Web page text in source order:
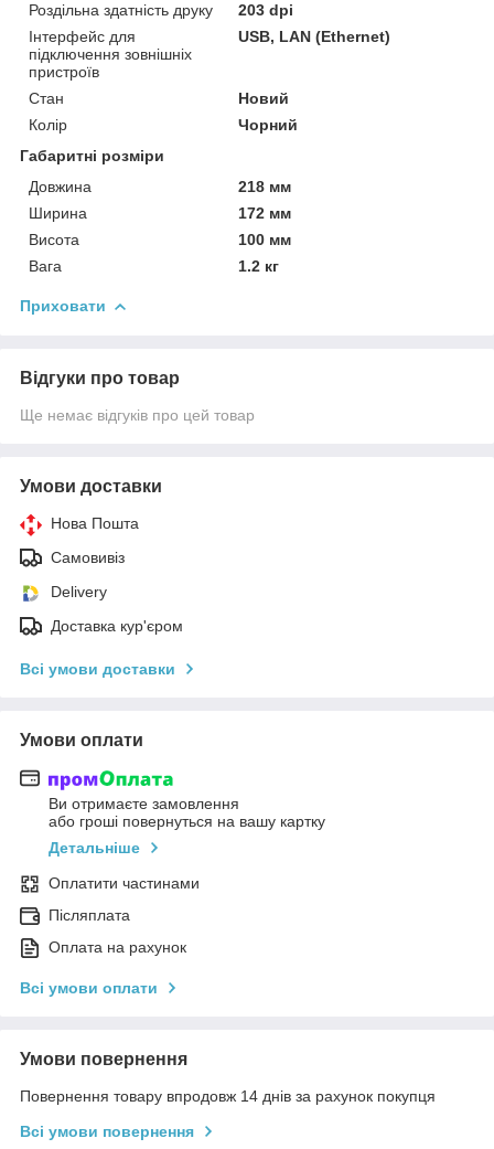
Роздільна здатність друку
203 dpi
Інтерфейс для
підключення зовнішніх
пристроїв
USB, LAN (Ethernet)
Стан
Новий
Колір
Чорний
Габаритні розміри
Довжина
218 мм
Ширина
172 мм
Висота
100 мм
Вага
1.2 кг
Приховати
Відгуки про товар
Ще немає відгуків про цей товар
Умови доставки
Нова Пошта
Самовивіз
Delivery
Доставка кур'єром
Всі умови доставки
Умови оплати
Ви отримаєте замовлення
або гроші повернуться на вашу картку
Детальніше
Оплатити частинами
Післяплата
Оплата на рахунок
Всі умови оплати
Умови повернення
Повернення товару впродовж 14 днів за рахунок покупця
Всі умови повернення